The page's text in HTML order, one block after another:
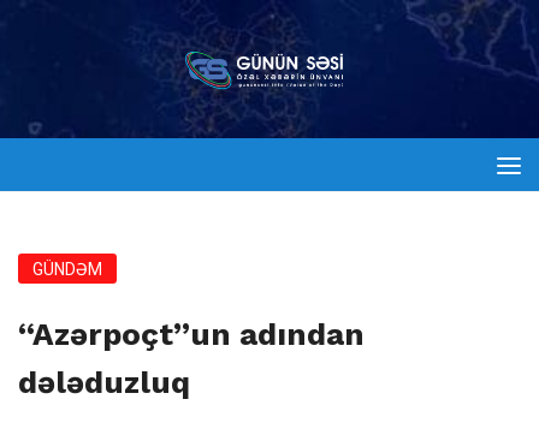
GÜNDƏM
“Azərpoçt”un adından
dələduzluq